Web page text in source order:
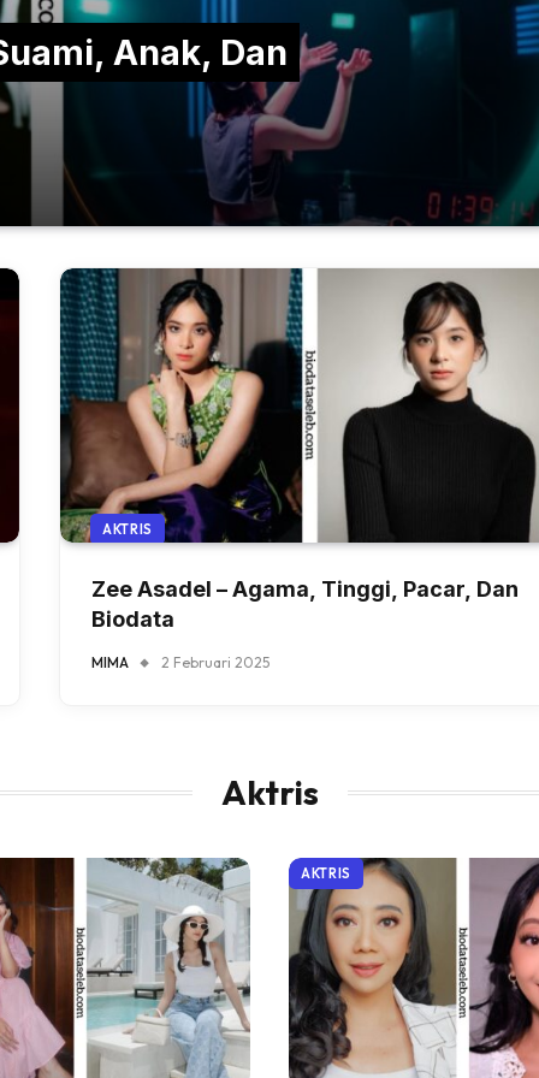
Anak, Dan
AKTRIS
Zee Asadel – Agama, Tinggi, Pacar, Dan
Biodata
MIMA 2 Februari 2025
Aktris
AKTRIS